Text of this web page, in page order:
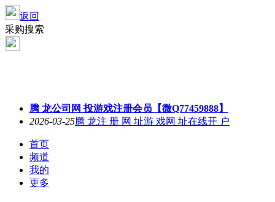
返回
采购搜索
腾 龙公司网 投游戏注册会员【微Q77459888】
2026-03-25腾 龙注 册 网 址游 戏网 址在线开 户
首页
频道
我的
更多